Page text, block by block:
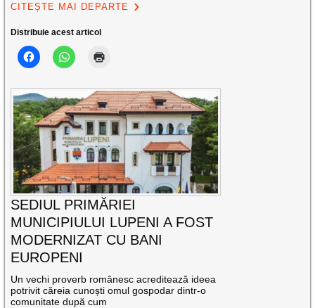
CITEȘTE MAI DEPARTE
Distribuie acest articol
SEDIUL PRIMĂRIEI
MUNICIPIULUI LUPENI A FOST
MODERNIZAT CU BANI
EUROPENI
Un vechi proverb românesc acreditează ideea
potrivit căreia cunoști omul gospodar dintr-o
comunitate după cum